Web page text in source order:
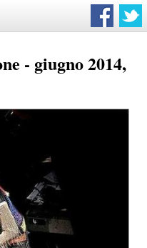
- giugno 2014,